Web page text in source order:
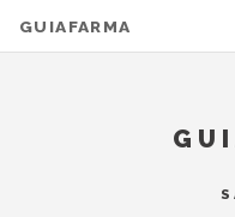
GUIAFARMA